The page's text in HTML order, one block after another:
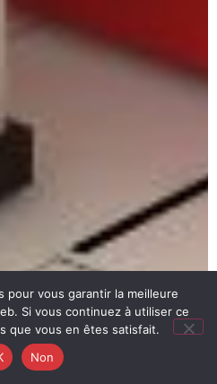
pour vous garantir la meilleure
Si vous continuez à utiliser ce
que vous en êtes satisfait.
Non